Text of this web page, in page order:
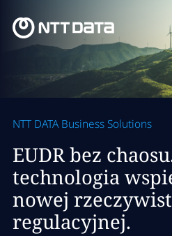
NTT DATA Business Solutions
EUDR bez
technologia
nowej
regulacyjnej.